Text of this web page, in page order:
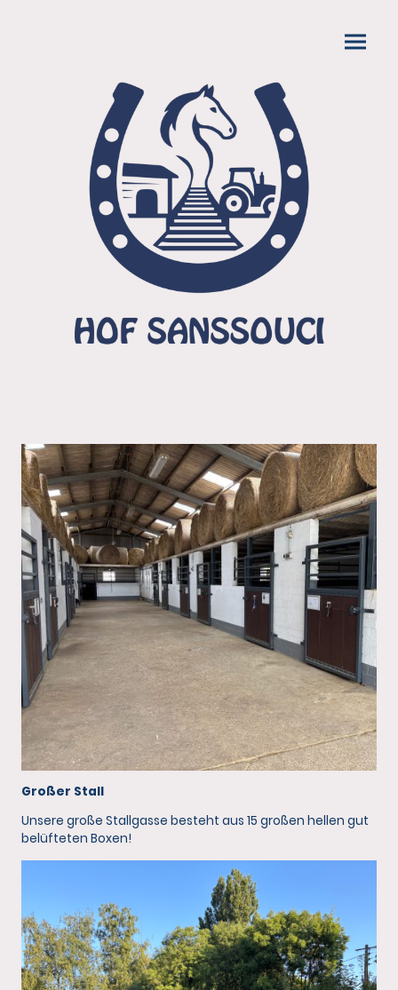
Großer Stall
Unsere große Stallgasse besteht aus 15 großen hellen gut
belüfteten Boxen!